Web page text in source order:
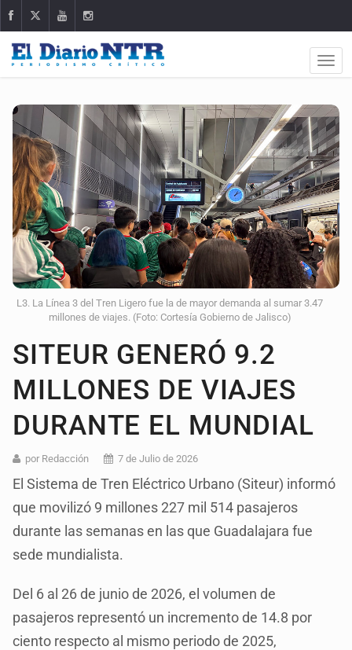
L3. La Línea 3 del Tren Ligero fue la de mayor demanda al sumar 3.47
millones de viajes. (Foto: Cortesía Gobierno de Jalisco)
SITEUR GENERÓ 9.2
MILLONES DE VIAJES
DURANTE EL MUNDIAL
por Redacción 7 de Julio de 2026
El Sistema de Tren Eléctrico Urbano (Siteur) informó
que movilizó 9 millones 227 mil 514 pasajeros
durante las semanas en las que Guadalajara fue
sede mundialista.
Del 6 al 26 de junio de 2026, el volumen de
pasajeros representó un incremento de 14.8 por
ciento respecto al mismo periodo de 2025,